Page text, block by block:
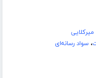
،سواد رسانه‌ای